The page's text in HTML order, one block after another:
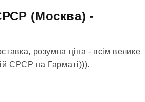
(Москва) -
розумна ціна - всім велике
СРСР на Гарматі))).